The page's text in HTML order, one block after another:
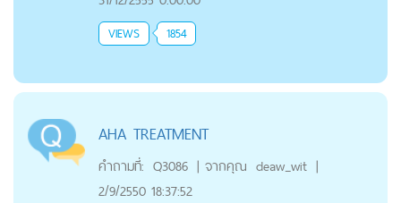
VIEWS 1854
AHA TREATMENT
คำถามที่: Q3086 | จากคุณ deaw_wit |
2/9/2550 18:37:52